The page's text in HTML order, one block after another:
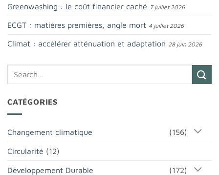
Greenwashing : le coût financier caché 7 juillet 2026
ECGT : matières premières, angle mort 4 juillet 2026
Climat : accélérer atténuation et adaptation 28 juin 2026
CATÉGORIES
Changement climatique (156)
Circularité (12)
Développement Durable (172)